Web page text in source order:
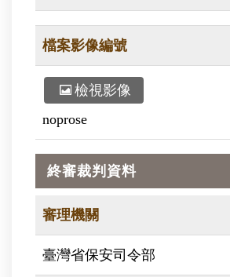
檔案影像編號
檢視影像
noprose
終審裁判資料
審理機關
臺灣省保安司令部